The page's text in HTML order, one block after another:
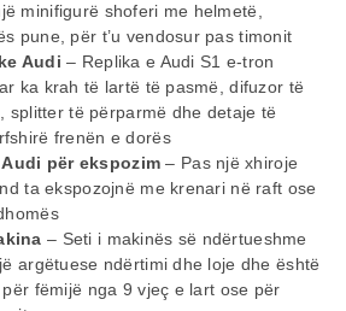
minifigurë shoferi me helmetë,
pune, për t’u vendosur pas timonit
Audi – Replika e Audi S1 e-tron
ka krah të lartë të pasmë, difuzor të
splitter të përparmë dhe detaje të
frenën e dorës
për ekspozim – Pas një xhiroje
ta ekspozojnë me krenari në raft ose
– Seti i makinës së ndërtueshme
argëtuese ndërtimi dhe loje dhe është
fëmijë nga 9 vjeç e lart ose për